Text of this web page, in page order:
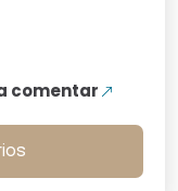
comentar